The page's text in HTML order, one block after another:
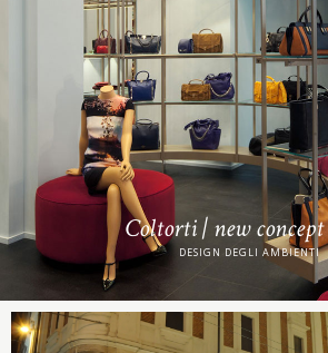
Coltorti | new concept
DESIGN DEGLI AMBIENTI